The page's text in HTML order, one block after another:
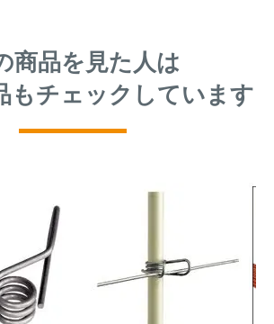
商品を見た人は
もチェックしています